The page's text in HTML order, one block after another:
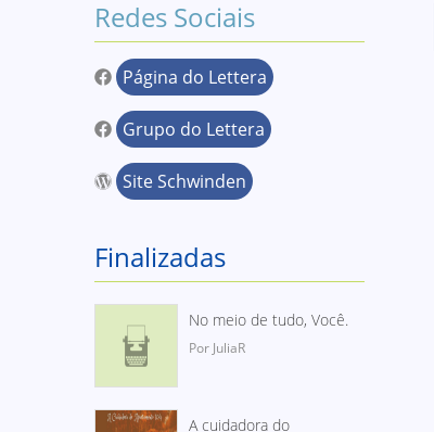
Redes Sociais
Página do Lettera
Grupo do Lettera
Site Schwinden
Finalizadas
No meio de tudo, Você.
Por JuliaR
A cuidadora do